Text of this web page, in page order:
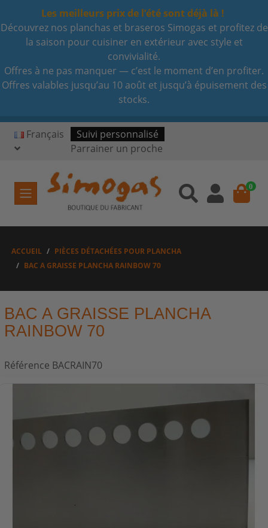
Les meilleurs prix de l’été sont déjà là !
Découvrez nos planchas et braseros Simogas et profitez de
la saison pour cuisiner en extérieur avec style et
convivialité.
Offres à ne pas manquer — c’est le moment d’en profiter.
Offres valables jusqu’au 10 août et jusqu’à épuisement des
stocks.
Français
Suivi personnalisé
Parrainer un proche
0
ACCUEIL
PIÈCES DÉTACHÉES POUR PLANCHA
BAC A GRAISSE PLANCHA RAINBOW 70
BAC A GRAISSE PLANCHA
RAINBOW 70
Référence BACRAIN70